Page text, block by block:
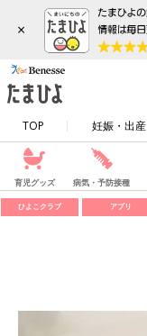
×
TOP 妊娠・出産
育児グッズ 病気・予防接種
ひよこクラブ アプリ